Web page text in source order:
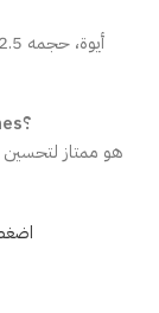
س: هل هو مناسب للألعاب التقيلة زي AAA Games؟